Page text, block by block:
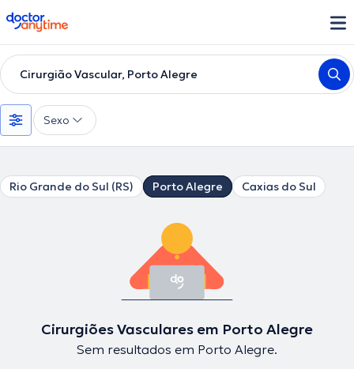
doctoranytime
Cirurgião Vascular, Porto Alegre
Sexo
Rio Grande do Sul (RS) Porto Alegre Caxias do Sul
Cirurgiões Vasculares em Porto Alegre
Sem resultados em Porto Alegre.